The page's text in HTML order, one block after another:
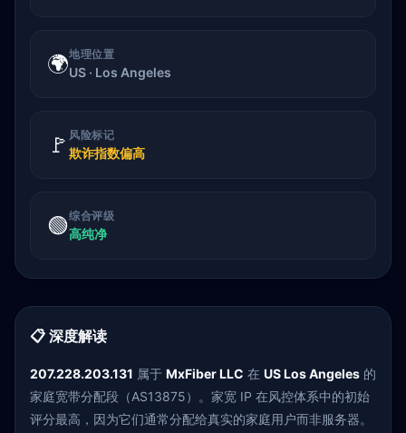
🌍地理位置
US · Los Angeles
🚩 风险标记
欺诈指数偏高
🟢综合评级
高纯净
📋 深度解读
207.228.203.131 属于 MxFiber LLC 在 US Los Angeles 的
家庭宽带分配段（AS13875）。家宽 IP 在风控体系中的初始
评分最高，因为它们通常分配给真实的家庭用户而非服务器。